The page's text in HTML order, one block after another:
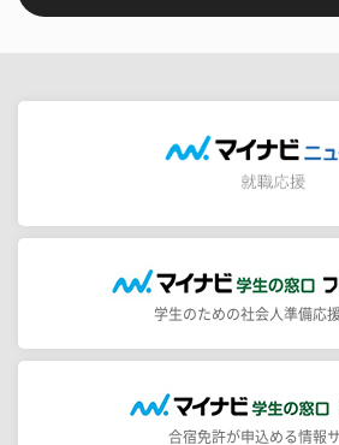
学生のための社会人準備応
合宿免許が申込める情報